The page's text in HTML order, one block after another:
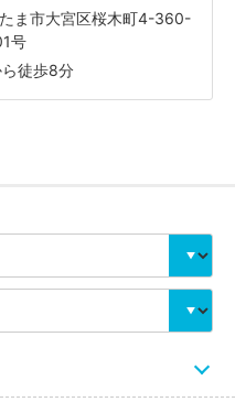
ま市大宮区桜木町4-360-
号
徒歩8分